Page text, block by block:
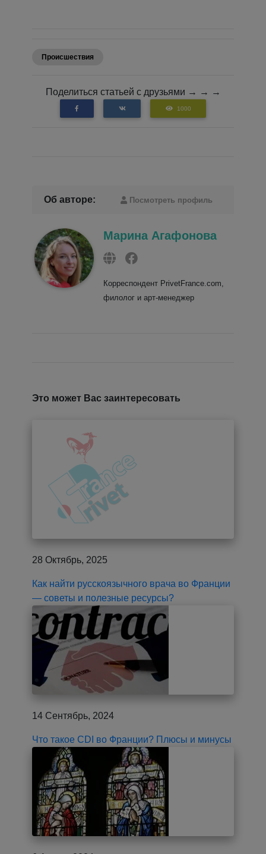
Происшествия
Поделиться статьей с друзьями → → →
1000
Об авторе: Посмотреть профиль
Марина Агафонова
Корреспондент PrivetFrance.com,
филолог и арт-менеджер
Это может Вас заинтересовать
28 Октябрь, 2025
Как найти русскоязычного врача во Франции
— советы и полезные ресурсы?
14 Сентябрь, 2024
Что такое CDI во Франции? Плюсы и минусы